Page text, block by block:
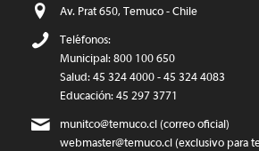
Av. Prat 650, Temuco - Chile
Teléfonos:
Municipal: 800 100 650
Salud: 45 324 4000 - 45 324 4083
Educación: 45 297 3771
munitco@temuco.cl(correo oficial)
webmaster@temuco.cl(exclusivo para